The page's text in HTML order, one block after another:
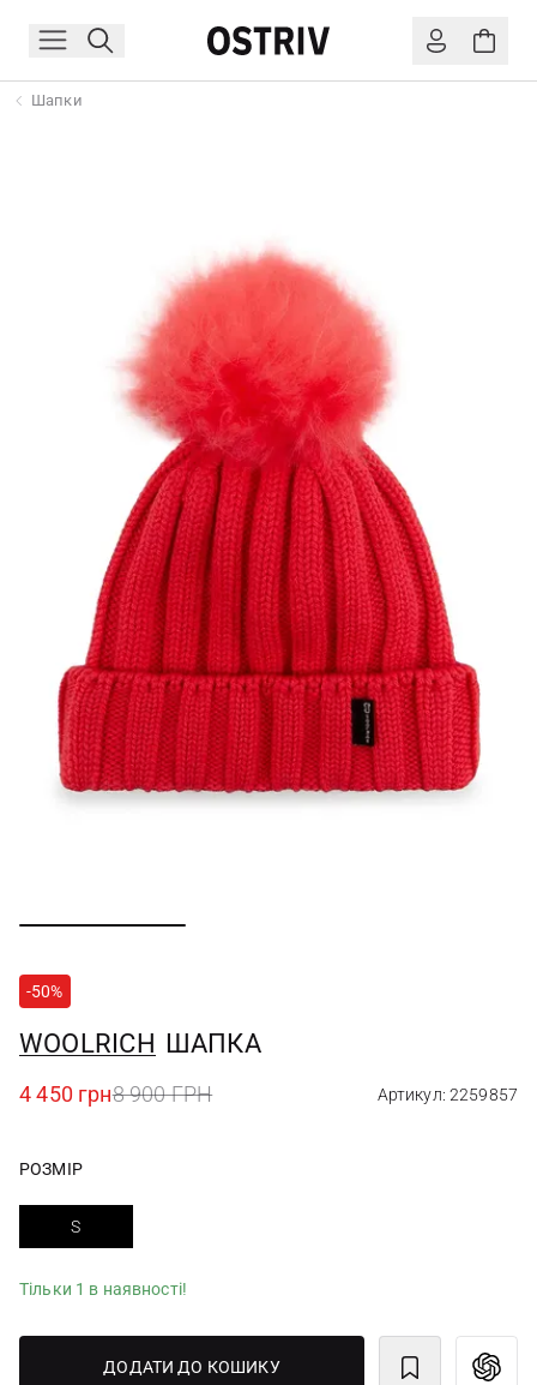
Шапки
-50%
WOOLRICH ШАПКА
4 450 грн8 900 ГРН Артикул: 2259857
РОЗМІР
S
Тільки 1 в наявності!
ДОДАТИ ДО КОШИКУ